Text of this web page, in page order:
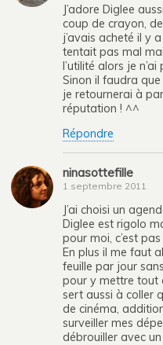
J’adore Diglee
coup de crayon,
j’avais acheté il y
tentait pas mal
l’utilité alors je
Sinon il faudra
je retournerai à
réputation ! ^^
Répondre
ninasottefille
1 septembre 2011
J’ai choisi un
Diglee est rigolo
pour moi, c’est
En plus il me faut
feuille par jour
pour y mettre tout
sert aussi à coller
de cinéma,
surveiller mes
débrouiller avec